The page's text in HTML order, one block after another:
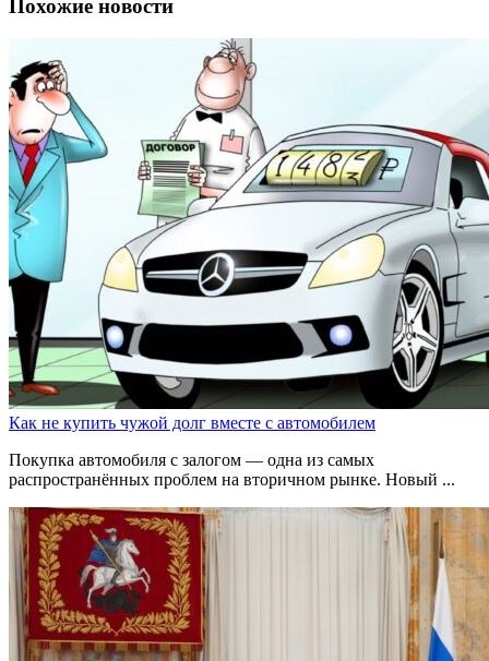
Похожие новости
Как не купить чужой долг вместе с автомобилем
Покупка автомобиля с залогом — одна из самых
распространённых проблем на вторичном рынке. Новый ...